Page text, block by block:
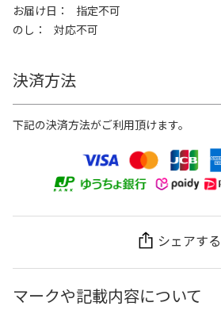
お届け日
指定不可
のし
対応不可
決済方法
下記の決済方法がご利用頂けます。
シェアする
マークや記載内容について